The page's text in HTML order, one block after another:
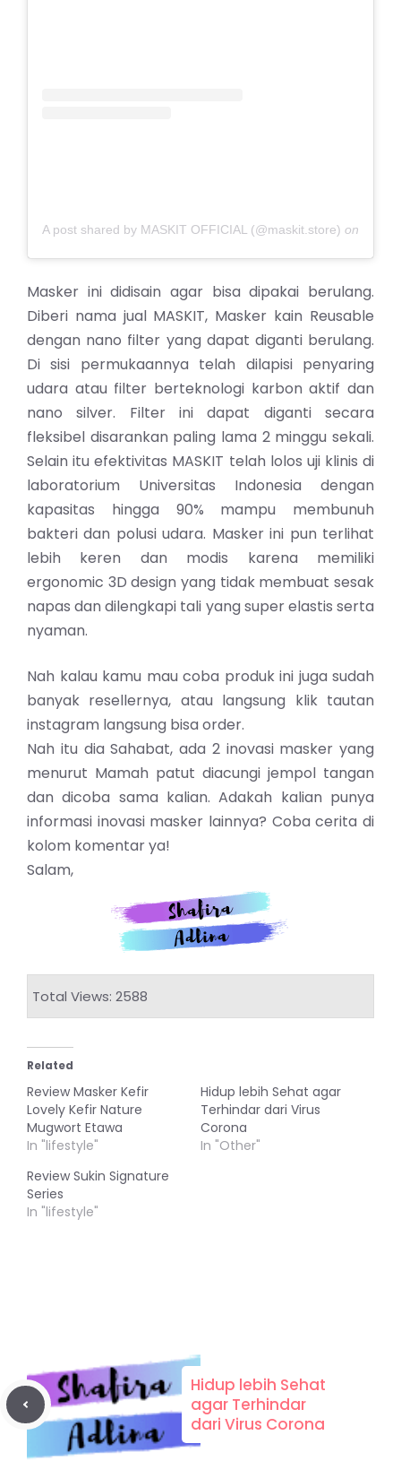
A post shared by MASKIT OFFICIAL (@maskit.store) on
Masker ini didisain agar bisa dipakai berulang.
Diberi nama jual MASKIT, Masker kain Reusable
dengan nano filter yang dapat diganti berulang.
Di sisi permukaannya telah dilapisi penyaring
udara atau filter berteknologi karbon aktif dan
nano silver. Filter ini dapat diganti secara
fleksibel disarankan paling lama 2 minggu sekali.
Selain itu efektivitas MASKIT telah lolos uji klinis di
laboratorium Universitas Indonesia dengan
kapasitas hingga 90% mampu membunuh
bakteri dan polusi udara. Masker ini pun terlihat
lebih keren dan modis karena memiliki
ergonomic 3D design yang tidak membuat sesak
napas dan dilengkapi tali yang super elastis serta
nyaman.
Nah kalau kamu mau coba produk ini juga sudah
banyak resellernya, atau langsung klik tautan
instagram langsung bisa order.
Nah itu dia Sahabat, ada 2 inovasi masker yang
menurut Mamah patut diacungi jempol tangan
dan dicoba sama kalian. Adakah kalian punya
informasi inovasi masker lainnya? Coba cerita di
kolom komentar ya!
Salam,
Total Views: 2588
Related
Review Masker Kefir
Lovely Kefir Nature
Mugwort Etawa
In "lifestyle"
Hidup lebih Sehat agar
Terhindar dari Virus
Corona
In "Other"
Review Sukin Signature
Series
In "lifestyle"
Hidup lebih Sehat
agar Terhindar
dari Virus Corona